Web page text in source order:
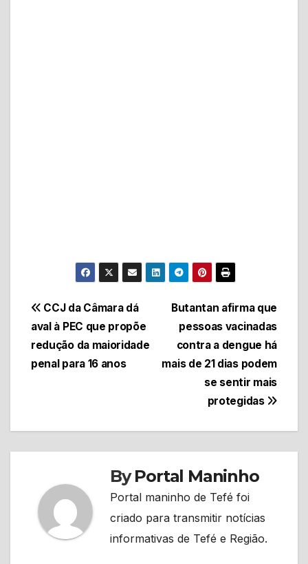
Navegação
de
Post
Butantan afirma que
pessoas vacinadas
contra a dengue há
mais de 21 dias podem
se sentir mais
protegidas
CCJ da Câmara dá
aval à PEC que propõe
redução da maioridade
penal para 16 anos
ByPortal Maninho
Portal maninho de Tefé foi
criado para transmitir notícias
informativas de Tefé e Região.